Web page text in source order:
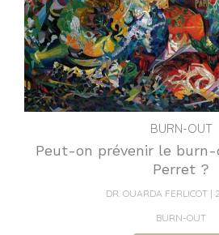
BURN-OUT
Peut-on prévenir le
Perret ?
DR. OUARDA FERLICOT
BURN-OUT